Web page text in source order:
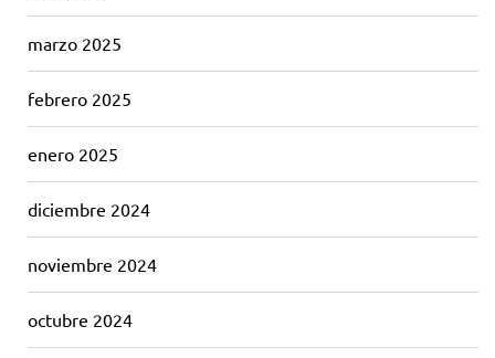
marzo 2025
febrero 2025
enero 2025
diciembre 2024
noviembre 2024
octubre 2024